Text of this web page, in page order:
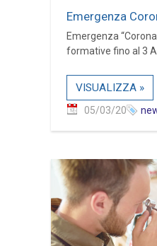
Emergenza
Emergenza
formative fino al 3
VISUALIZZA »
05/03/20